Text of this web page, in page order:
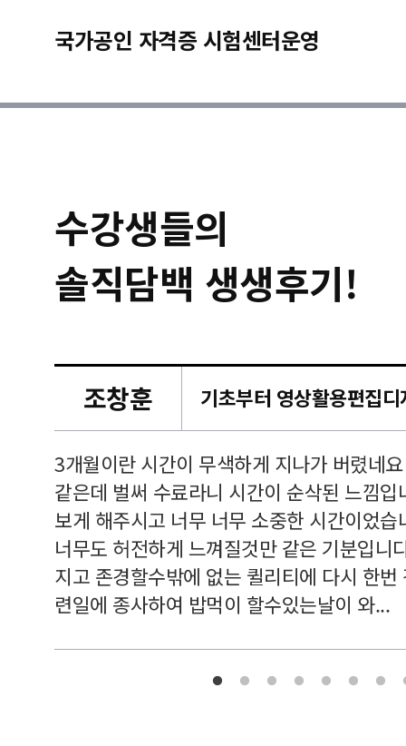
국가공인 자격증 시험센터운영
수강생들의
솔직담백 생생후기!
조창훈
3개월이란 시간이 무색하게 지나가 버렸네
같은데 벌써 수료라니 시간이 순삭된 느낌
보게 해주시고 너무 너무 소중한 시간이었
너무도 허전하게 느껴질것만 같은 기분입니
지고 존경할수밖에 없는 퀼리티에 다시 한
련일에 종사하여 밥먹이 할수있는날이 와...